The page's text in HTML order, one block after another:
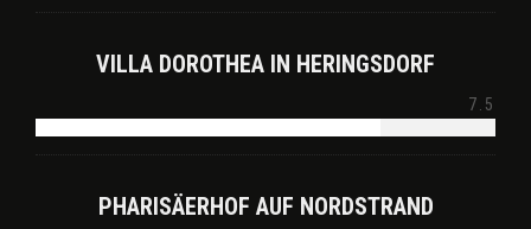
VILLA DOROTHEA IN HERINGSDORF
7.5
PHARISÄERHOF AUF NORDSTRAND